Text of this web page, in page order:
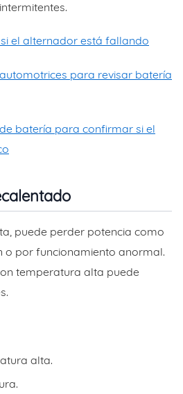
el alternador está fallando
para revisar batería
batería para confirmar si el
puede perder potencia como
o por funcionamiento anormal.
temperatura alta puede
alta.